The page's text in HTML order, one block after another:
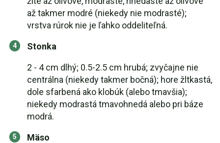
až takmer modré (niekedy nie modrasté);
vrstva rúrok nie je ľahko oddeliteľná.
Stonka
2 - 4 cm dlhý; 0.5-2.5 cm hrubá; zvyčajne nie
centrálna (niekedy takmer bočná); hore žltkastá,
dole sfarbená ako klobúk (alebo tmavšia);
niekedy modrastá tmavohnedá alebo pri báze
modrá.
Mäso